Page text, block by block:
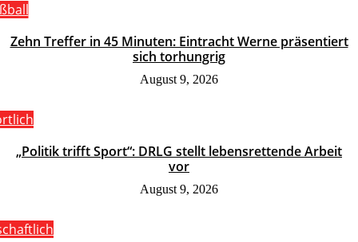
Zehn Treffer in 45 Minuten: Eintracht Werne präsentiert
sich torhungrig
August 9, 2026
„Politik trifft Sport“: DRLG stellt lebensrettende Arbeit
vor
August 9, 2026